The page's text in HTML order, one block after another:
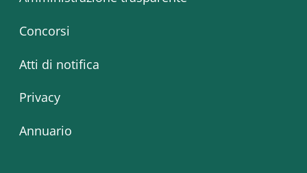
Concorsi
Atti di notifica
Privacy
Annuario